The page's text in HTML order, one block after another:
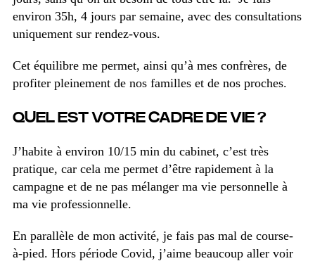
environ 35h, 4 jours par semaine, avec des consultations
uniquement sur rendez-vous.
Cet équilibre me permet, ainsi qu’à mes confrères, de
profiter pleinement de nos familles et de nos proches.
QUEL EST VOTRE CADRE DE VIE ?
J’habite à environ 10/15 min du cabinet, c’est très
pratique, car cela me permet d’être rapidement à la
campagne et de ne pas mélanger ma vie personnelle à
ma vie professionnelle.
En parallèle de mon activité, je fais pas mal de course-
à-pied. Hors période Covid, j’aime beaucoup aller voir